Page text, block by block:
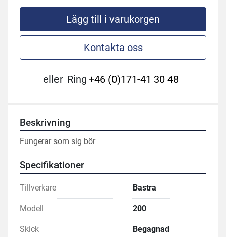
Lägg till i varukorgen
Kontakta oss
eller Ring +46 (0)171-41 30 48
Beskrivning
Fungerar som sig bör
Specifikationer
Tillverkare Bastra
Modell 200
Skick Begagnad